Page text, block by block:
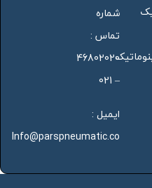
شماره
تماس :
46802020
– 021
ایمیل :
Info@parspneumatic.co